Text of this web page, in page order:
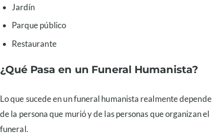
Jardín
Parque público
Restaurante
¿Qué Pasa en un Funeral Humanista?
Lo que sucede en un funeral humanista realmente depende
de la persona que murió y de las personas que organizan el
funeral.